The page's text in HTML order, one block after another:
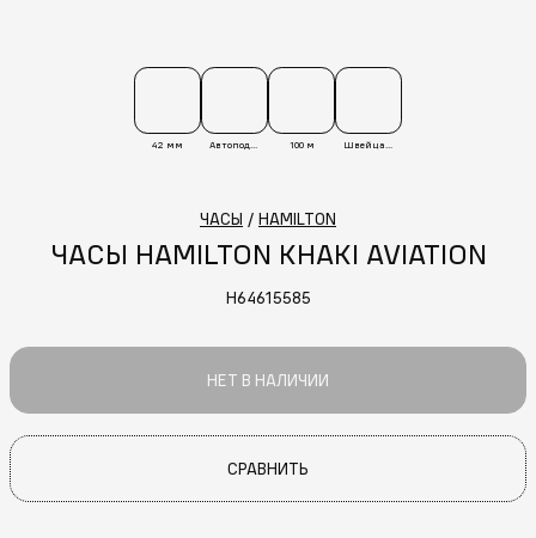
42 мм Автоподзавод 100 м Швейцария
ЧАСЫ / HAMILTON
ЧАСЫ HAMILTON KHAKI AVIATION
H64615585
НЕТ В НАЛИЧИИ
СРАВНИТЬ